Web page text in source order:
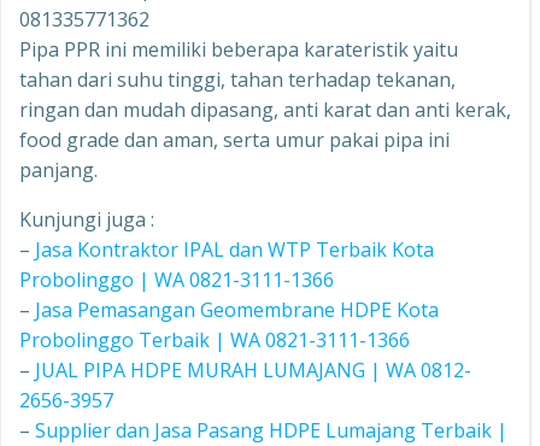
081335771362
Pipa PPR ini memiliki beberapa karateristik yaitu
tahan dari suhu tinggi, tahan terhadap tekanan,
ringan dan mudah dipasang, anti karat dan anti kerak,
food grade dan aman, serta umur pakai pipa ini
panjang.
Kunjungi juga :
– Jasa Kontraktor IPAL dan WTP Terbaik Kota
Probolinggo | WA 0821-3111-1366
– Jasa Pemasangan Geomembrane HDPE Kota
Probolinggo Terbaik | WA 0821-3111-1366
– JUAL PIPA HDPE MURAH LUMAJANG | WA 0812-
2656-3957
– Supplier dan Jasa Pasang HDPE Lumajang Terbaik |